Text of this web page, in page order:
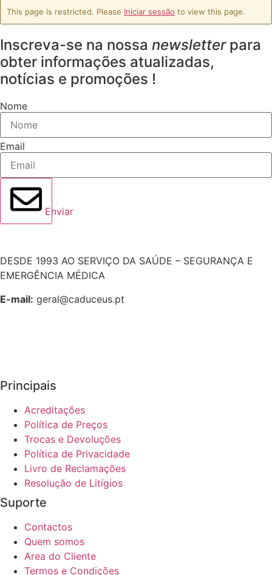
This page is restricted. Please Iniciar sessão to view this page.
Inscreva-se na nossa newsletter para
obter informações atualizadas,
notícias e promoções !
Nome
Email
Enviar
DESDE 1993 AO SERVIÇO DA SAÚDE – SEGURANÇA E
EMERGÊNCIA MÉDICA
E-mail: geral@caduceus.pt
Principais
Acreditações
Política de Preços
Trocas e Devoluções
Política de Privacidade
Livro de Reclamações
Resolução de Litígios
Suporte
Contactos
Quem somos
Area do Cliente
Termos e Condições